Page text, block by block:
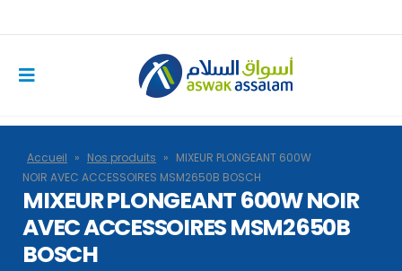
Accueil » Nos produits » MIXEUR PLONGEANT 600W
NOIR AVEC ACCESSOIRES MSM2650B BOSCH
MIXEUR PLONGEANT 600W NOIR
AVEC ACCESSOIRES MSM2650B
BOSCH